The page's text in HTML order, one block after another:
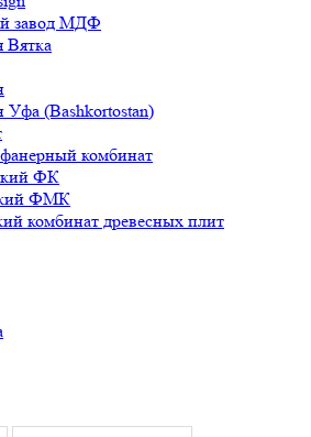
завод МДФ
(Bashkortostan)
комбинат
ФК
ФМК
комбинат древесных плит